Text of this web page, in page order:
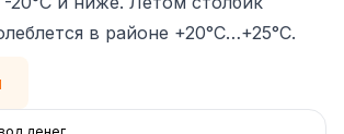
в районе +20°C…+25°C.